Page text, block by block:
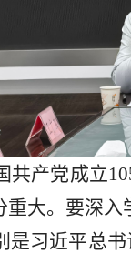
共产党成立
大。要深
是习近平总